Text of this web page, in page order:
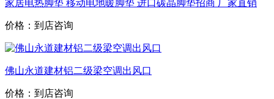
家居电热脚垫 移动电地暖脚垫 进口碳晶脚垫招商 厂家直销
价格：到店咨询
佛山永道建材铝二级梁空调出风口
价格：到店咨询